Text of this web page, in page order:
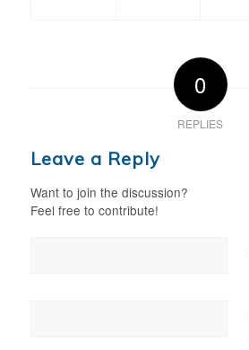
0
REPLIES
Leave a Reply
Want to join the discussion?
Feel free to contribute!